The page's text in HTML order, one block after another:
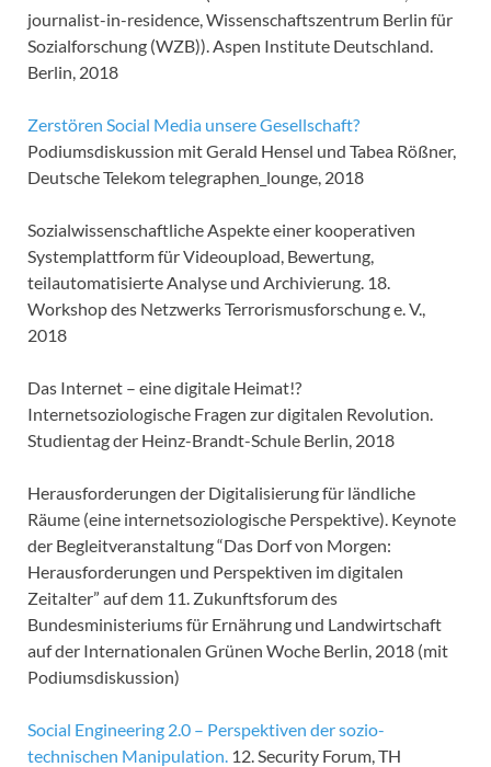
journalist-in-residence, Wissenschaftszentrum Berlin für
Sozialforschung (WZB)). Aspen Institute Deutschland.
Berlin, 2018
Zerstören Social Media unsere Gesellschaft?
Podiumsdiskussion mit Gerald Hensel und Tabea Rößner,
Deutsche Telekom telegraphen_lounge, 2018
Sozialwissenschaftliche Aspekte einer kooperativen
Systemplattform für Videoupload, Bewertung,
teilautomatisierte Analyse und Archivierung. 18.
Workshop des Netzwerks Terrorismusforschung e. V.,
2018
Das Internet – eine digitale Heimat!?
Internetsoziologische Fragen zur digitalen Revolution.
Studientag der Heinz-Brandt-Schule Berlin, 2018
Herausforderungen der Digitalisierung für ländliche
Räume (eine internetsoziologische Perspektive). Keynote
der Begleitveranstaltung “Das Dorf von Morgen:
Herausforderungen und Perspektiven im digitalen
Zeitalter” auf dem 11. Zukunftsforum des
Bundesministeriums für Ernährung und Landwirtschaft
auf der Internationalen Grünen Woche Berlin, 2018 (mit
Podiumsdiskussion)
Social Engineering 2.0 – Perspektiven der sozio-
technischen Manipulation. 12. Security Forum, TH